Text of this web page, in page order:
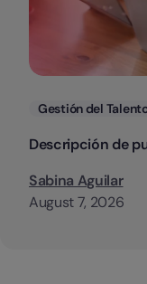
Categorias
Gestión del
Descripción de
Sabina Aguilar
August 7, 2026